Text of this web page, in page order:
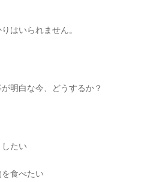
はいられません。
明白な今、どうするか？
たい
食べたい